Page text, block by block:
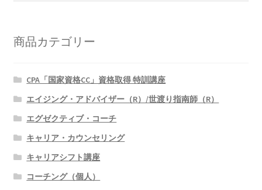
商品カテゴリー
CPA「国家資格CC」資格取得 特訓講座
エイジング・アドバイザー（R）/世渡り指南師（R）
エグゼクティブ・コーチ
キャリア・カウンセリング
キャリアシフト講座
コーチング（個人）